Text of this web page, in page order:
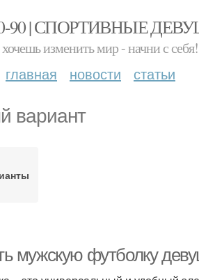
90 | СПОРТИВНЫЕ
хочешь изменить мир - начни с себя!
главная новости статьи
вариант
мужскую футболку